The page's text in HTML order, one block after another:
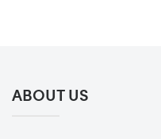
ABOUT US